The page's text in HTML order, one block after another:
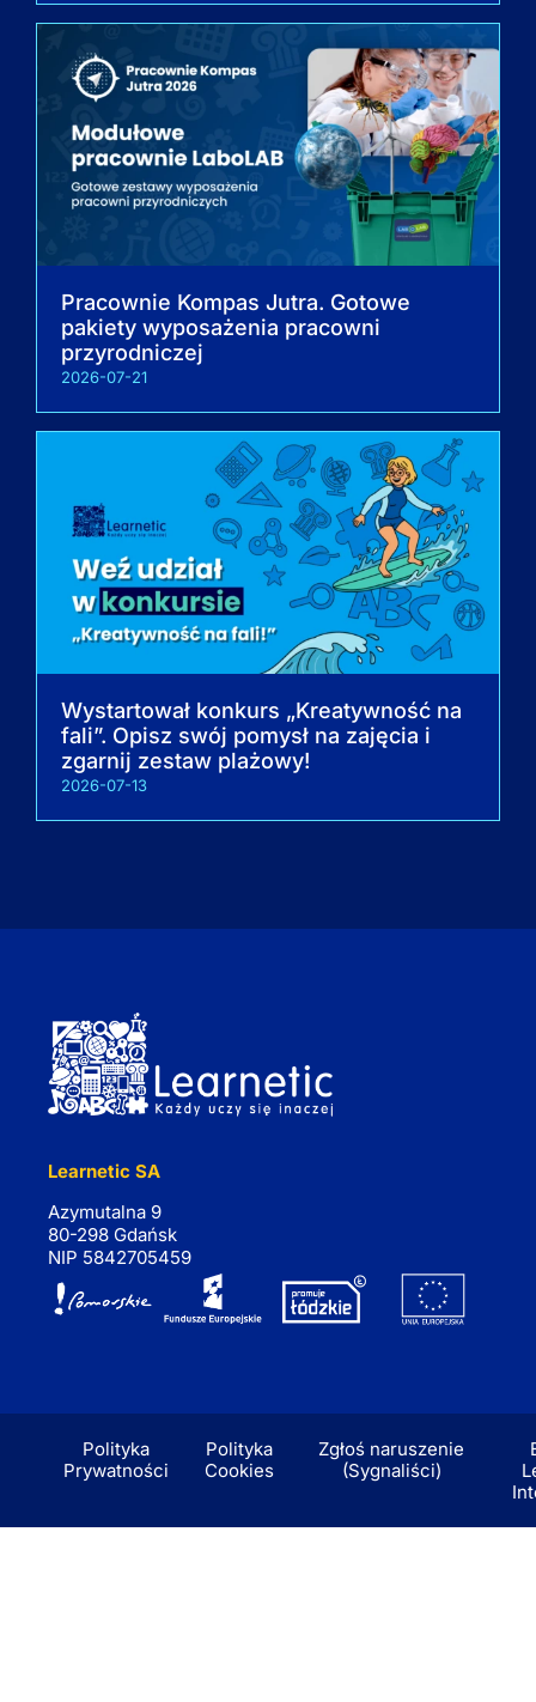
Pracownie Kompas Jutra. Gotowe
pakiety wyposażenia pracowni
przyrodniczej
2026-07-21
Wystartował konkurs „Kreatywność na
fali”. Opisz swój pomysł na zajęcia i
zgarnij zestaw plażowy!
2026-07-13
Learnetic SA
Azymutalna 9
80-298 Gdańsk
NIP 5842705459
Polityka
Prywatności
Polityka
Cookies
Zgłoś naruszenie
(Sygnaliści)